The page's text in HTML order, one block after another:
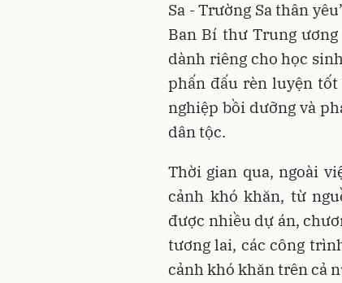
Sa - Trường Sa thân
Ban Bí thư Trung
dành riêng cho học
phấn đấu rèn luyện tốt
nghiệp bồi dưỡng và
dân tộc.
Thời gian qua, ngoài
cảnh khó khăn, từ
được nhiều dự án,
tương lai, các công
cảnh khó khăn trên cả